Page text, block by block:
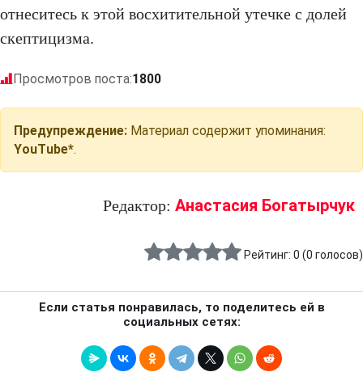
отнеситесь к этой восхитительной утечке с долей
скептицизма.
Просмотров поста:1800
Предупреждение: Материал содержит упоминания:
YouTube*.
Редактор: Анастасия Богатырчук
Рейтинг: 0 (0 голосов)
Если статья понравилась, то поделитесь ей в
социальных сетях: